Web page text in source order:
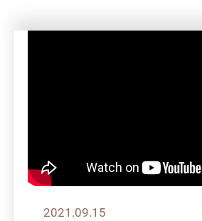
2021.09.15